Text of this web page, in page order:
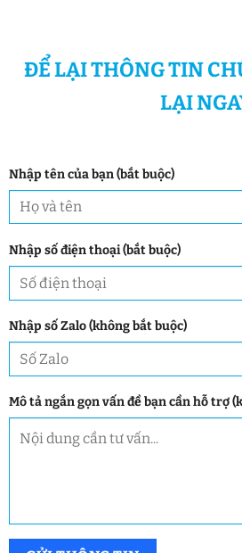
ĐỂ LẠI THÔNG TIN
LẠI
Nhập tên của bạn (bắt buộc)
Nhập số điện thoại (bắt buộc)
Nhập số Zalo (không bắt buộc)
Mô tả ngắn gọn vấn đề bạn cần hỗ trợ